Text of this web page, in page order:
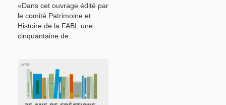
«Dans cet ouvrage édité par
le comité Patrimoine et
Histoire de la FABI, une
cinquantaine de...